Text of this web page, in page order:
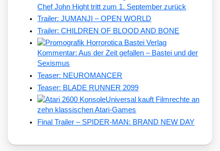
Chef John Hight tritt zum 1. September zurück
Trailer: JUMANJI – OPEN WORLD
Trailer: CHILDREN OF BLOOD AND BONE
Kommentar: Aus der Zeit gefallen – Bastei und der
Sexismus
Teaser: NEUROMANCER
Teaser: BLADE RUNNER 2099
Universal kauft Filmrechte an
zehn klassischen Atari-Games
Final Trailer – SPIDER-MAN: BRAND NEW DAY